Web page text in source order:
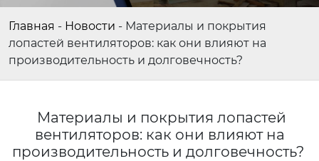
Главная - Новости - Материалы и покрытия
лопастей вентиляторов: как они влияют на
производительность и долговечность?
Материалы и покрытия лопастей
вентиляторов: как они влияют на
производительность и долговечность?